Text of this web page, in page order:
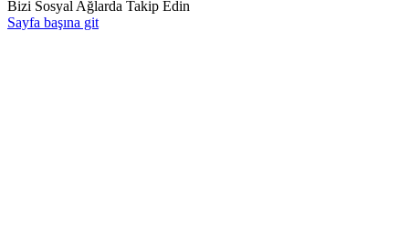
Bizi Sosyal Ağlarda Takip Edin
Sayfa başına git